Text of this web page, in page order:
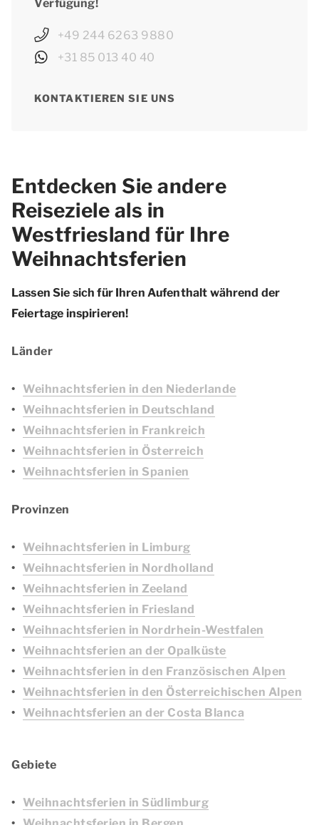
Verfügung!
+49 244 6263 9880
+31 85 013 40 40
KONTAKTIEREN SIE UNS
Entdecken Sie andere
Reiseziele als in
Westfriesland für Ihre
Weihnachtsferien
Lassen Sie sich für Ihren Aufenthalt während der
Feiertage inspirieren!
Länder
Weihnachtsferien in den Niederlande
Weihnachtsferien in Deutschland
Weihnachtsferien in Frankreich
Weihnachtsferien in Österreich
Weihnachtsferien in Spanien
Provinzen
Weihnachtsferien in Limburg
Weihnachtsferien in Nordholland
Weihnachtsferien in Zeeland
Weihnachtsferien in Friesland
Weihnachtsferien in Nordrhein-Westfalen
Weihnachtsferien an der Opalküste
Weihnachtsferien in den Französischen Alpen
Weihnachtsferien in den Österreichischen Alpen
Weihnachtsferien an der Costa Blanca
Gebiete
Weihnachtsferien in Südlimburg